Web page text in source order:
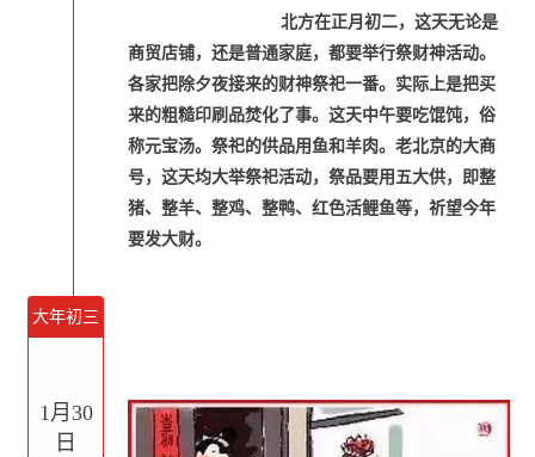
北方在正月初二，这天无论是
商贸店铺，还是普通家庭，都要举行祭财神活动。
各家把除夕夜接来的财神祭祀一番。实际上是把买
来的粗糙印刷品焚化了事。这天中午要吃馄饨，俗
称元宝汤。祭祀的供品用鱼和羊肉。老北京的大商
号，这天均大举祭祀活动，祭品要用五大供，即整
猪、整羊、整鸡、整鸭、红色活鲤鱼等，祈望今年
要发大财。
大年初三
1月30
日